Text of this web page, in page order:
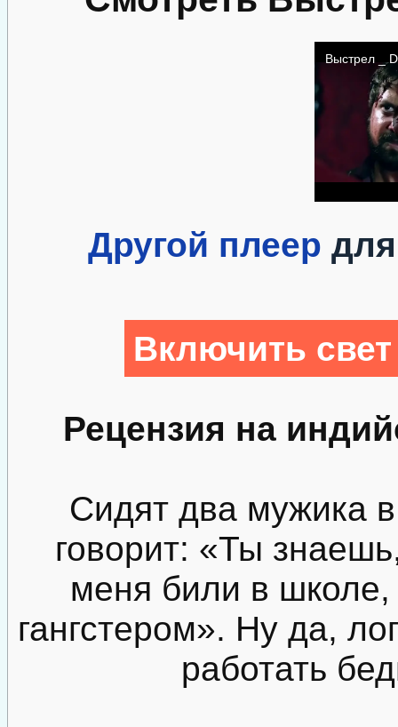
Другой плеер
Включить
Рецензия на
Сидят два мужика
говорит: «Ты
меня били в
гангстером». Ну да,
работать